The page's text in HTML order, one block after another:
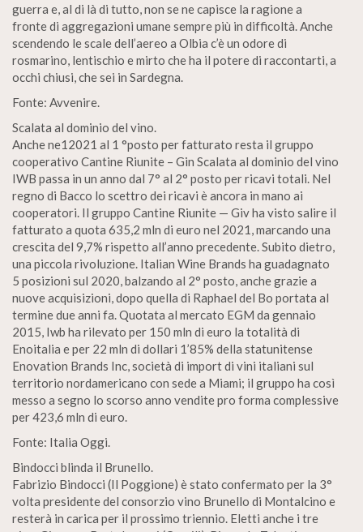
guerra e, al di là di tutto, non se ne capisce la ragione a
fronte di aggregazioni umane sempre più in difficoltà. Anche
scendendo le scale dell’aereo a Olbia c’è un odore di
rosmarino, lentischio e mirto che ha il potere di raccontarti, a
occhi chiusi, che sei in Sardegna.
Fonte: Avvenire.
Scalata al dominio del vino.
Anche ne12021 al 1 °posto per fatturato resta il gruppo
cooperativo Cantine Riunite – Gin Scalata al dominio del vino
IWB passa in un anno dal 7° al 2° posto per ricavi totali. Nel
regno di Bacco lo scettro dei ricavi è ancora in mano ai
cooperatori. Il gruppo Cantine Riunite — Giv ha visto salire il
fatturato a quota 635,2 mln di euro nel 2021, marcando una
crescita del 9,7% rispetto all’anno precedente. Subito dietro,
una piccola rivoluzione. Italian Wine Brands ha guadagnato
5 posizioni sul 2020, balzando al 2° posto, anche grazie a
nuove acquisizioni, dopo quella di Raphael del Bo portata al
termine due anni fa. Quotata al mercato EGM da gennaio
2015, Iwb ha rilevato per 150 mln di euro la totalità di
Enoitalia e per 22 mln di dollari 1’85% della statunitense
Enovation Brands Inc, società di import di vini italiani sul
territorio nordamericano con sede a Miami; il gruppo ha così
messo a segno lo scorso anno vendite pro forma complessive
per 423,6 mln di euro.
Fonte: Italia Oggi.
Bindocci blinda il Brunello.
Fabrizio Bindocci (Il Poggione) è stato confermato per la 3°
volta presidente del consorzio vino Brunello di Montalcino e
resterà in carica per il prossimo triennio. Eletti anche i tre